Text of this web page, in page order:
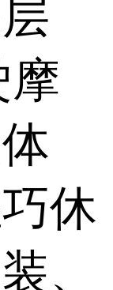
摩
休
、